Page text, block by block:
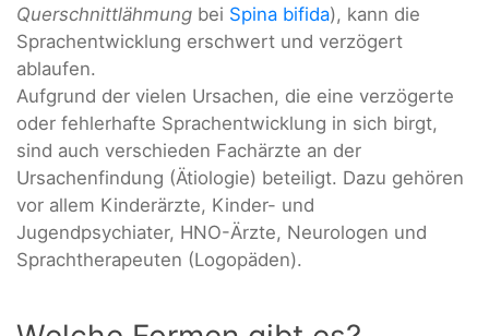
Querschnittlähmung bei Spina bifida), kann die
Sprachentwicklung erschwert und verzögert
ablaufen.
Aufgrund der vielen Ursachen, die eine verzögerte
oder fehlerhafte Sprachentwicklung in sich birgt,
sind auch verschieden Fachärzte an der
Ursachenfindung (Ätiologie) beteiligt. Dazu gehören
vor allem Kinderärzte, Kinder- und
Jugendpsychiater, HNO-Ärzte, Neurologen und
Sprachtherapeuten (Logopäden).